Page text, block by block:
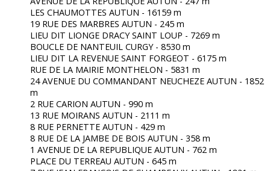
LES CHAUMOTTES AUTUN - 16159 m
19 RUE DES MARBRES AUTUN - 245 m
LIEU DIT LIONGE DRACY SAINT LOUP - 7269 m
BOUCLE DE NANTEUIL CURGY - 8530 m
LIEU DIT LA REVENUE SAINT FORGEOT - 6175 m
RUE DE LA MAIRIE MONTHELON - 5831 m
24 AVENUE DU COMMANDANT NEUCHEZE AUTUN - 1852
m
2 RUE CARION AUTUN - 990 m
13 RUE MOIRANS AUTUN - 2111 m
8 RUE PERNETTE AUTUN - 429 m
8 RUE DE LA JAMBE DE BOIS AUTUN - 358 m
1 AVENUE DE LA REPUBLIQUE AUTUN - 762 m
PLACE DU TERREAU AUTUN - 645 m